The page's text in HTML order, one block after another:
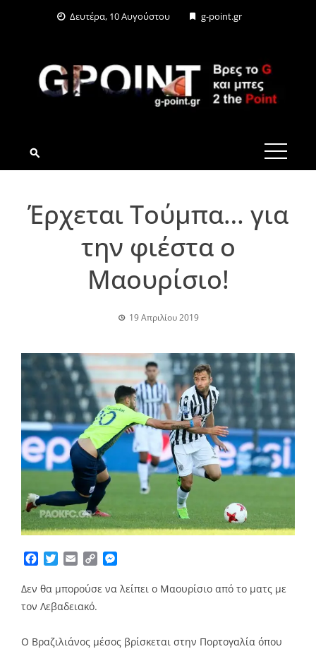
Δευτέρα, 10 Αυγούστου g-point.gr
G-POINT.GR
Έρχεται Τούμπα… για
την φιέστα ο
Μαουρίσιο!
19 Απριλίου 2019
Facebook
TwitterEmailCopy
Δεν θα μπορούσε να λείπει ο Μαουρίσιο από το ματς με
τον Λεβαδειακό.
Ο Βραζιλιάνος μέσος βρίσκεται στην Πορτογαλία όπου